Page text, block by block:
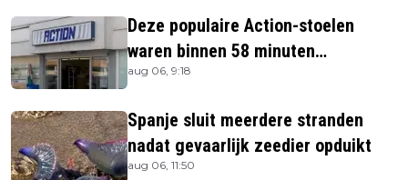
Deze populaire Action-stoelen
waren binnen 58 minuten
uitverkocht zijn vandaag weer te
aug 06, 9:18
Spanje sluit meerdere stranden
nadat gevaarlijk zeedier opduikt
aug 06, 11:50